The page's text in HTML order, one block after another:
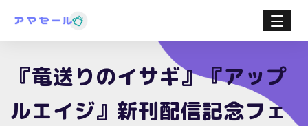
『竜送りのイサギ』『アップ
ルエイジ』新刊配信記念フェ